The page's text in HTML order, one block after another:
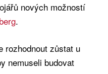
nových možností
.
rozhodnout zůstat u
nemuseli budovat